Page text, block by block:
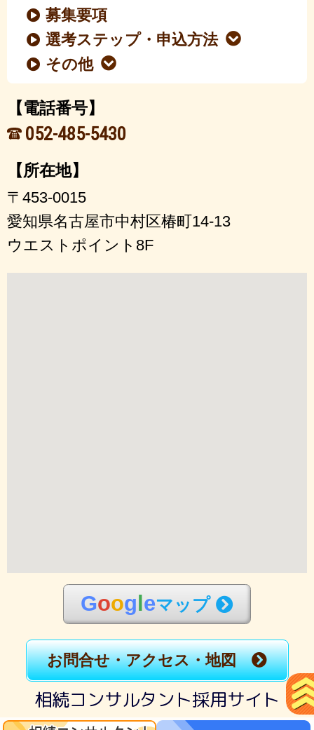
募集要項
選考ステップ・申込方法
その他
【電話番号】
052-485-5430
【所在地】
〒453-0015
愛知県名古屋市中村区椿町14-13
ウエストポイント8F
Googleマップ
お問合せ・アクセス・地図
相続コンサルタント採用サイト